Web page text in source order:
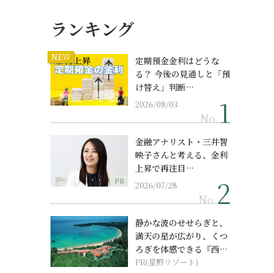
ランキング
NEW
定期預金金利はどうな
る？ 今後の見通しと「預
け替え」判断…
2026/08/03
No.
PR
金融アナリスト・三井智
映子さんと考える、金利
上昇で再注目…
2026/07/28
No.
静かな波のせせらぎと、
満天の星が広がり、くつ
ろぎを体感できる『西表
島ホテル by...
PR(星野リゾート)